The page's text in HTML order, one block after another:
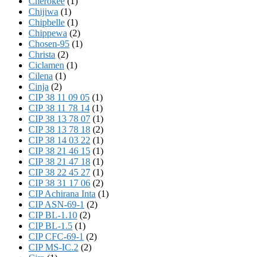
Chijiwa (1)
Chipbelle (1)
Chippewa (2)
Chosen-95 (1)
Christa (2)
Ciclamen (1)
Cilena (1)
Cinja (2)
CIP 38 11 09 05 (1)
CIP 38 11 78 14 (1)
CIP 38 13 78 07 (1)
CIP 38 13 78 18 (2)
CIP 38 14 03 22 (1)
CIP 38 21 46 15 (1)
CIP 38 21 47 18 (1)
CIP 38 22 45 27 (1)
CIP 38 31 17 06 (2)
CIP Achirana Inta (1)
CIP ASN-69-1 (2)
CIP BL-1.10 (2)
CIP BL-1.5 (1)
CIP CFC-69-1 (2)
CIP MS-IC.2 (2)